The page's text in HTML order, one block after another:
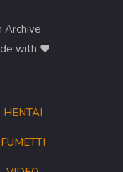
with ❤︎
HENTAI
FUMETTI